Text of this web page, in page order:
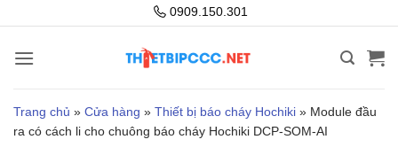
nội
0909.150.301
Trang chủ » Cửa hàng » Thiết bị báo cháy Hochiki » Module đầu
ra có cách li cho chuông báo cháy Hochiki DCP-SOM-AI